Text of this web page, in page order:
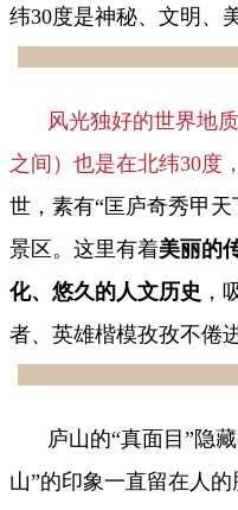
纬30度是神秘、文明、
风光独好的世界地
之间）也是在北纬30度，
世，素有“匡庐奇秀甲
景区。这里有着美丽的
化、悠久的人文历史 ，
者、英雄楷模孜孜不倦
庐山的“真面目”隐
山”的印象一直留在人